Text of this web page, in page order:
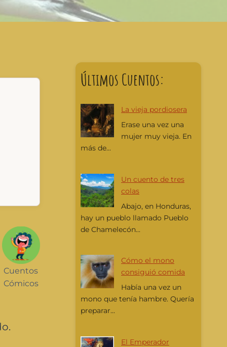
Cuentos
Cómicos
Últimos Cuentos:
La vieja pordiosera
Erase una vez una
mujer muy vieja. En
más de...
Un cuento de tres
colas
Abajo, en Honduras,
hay un pueblo llamado Pueblo
de Chamelecón...
Cómo el mono
consiguió comida
Había una vez un
mono que tenía hambre. Quería
preparar...
El Emperador